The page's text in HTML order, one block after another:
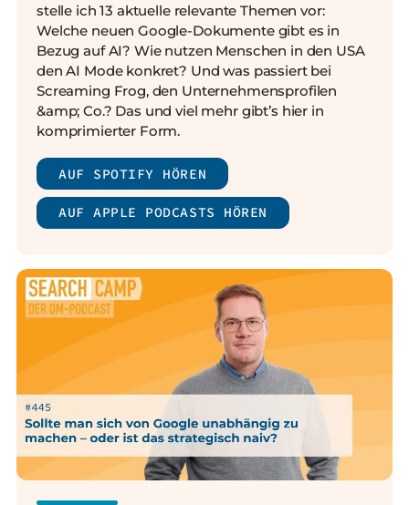
stelle ich 13 aktuelle relevante Themen vor:
Welche neuen Google-Dokumente gibt es in
Bezug auf AI? Wie nutzen Menschen in den USA
den AI Mode konkret? Und was passiert bei
Screaming Frog, den Unternehmensprofilen
&amp; Co.? Das und viel mehr gibt’s hier in
komprimierter Form.
AUF SPOTIFY HÖREN
AUF APPLE PODCASTS HÖREN